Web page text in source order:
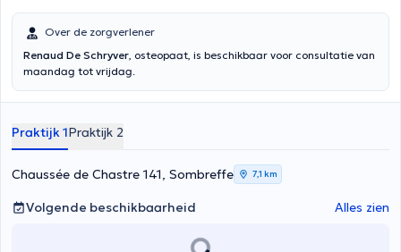
Over de zorgverlener
Renaud De Schryver, osteopaat, is beschikbaar voor consultatie van
maandag tot vrijdag.
Praktijk 1Praktijk 2
Chaussée de Chastre 141, Sombreffe 7,1 km
Volgende beschikbaarheid Alles zien